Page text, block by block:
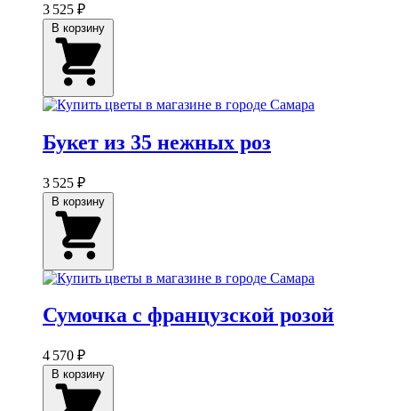
3 525 ₽
Букет из 35 нежных роз
3 525 ₽
Сумочка с французской розой
4 570 ₽